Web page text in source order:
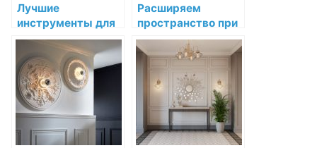
Лучшие
инструменты для
точной и
аккуратной
обработки углов в
декоративной
лепнине
Расширяем
пространство при
помощи лепнины